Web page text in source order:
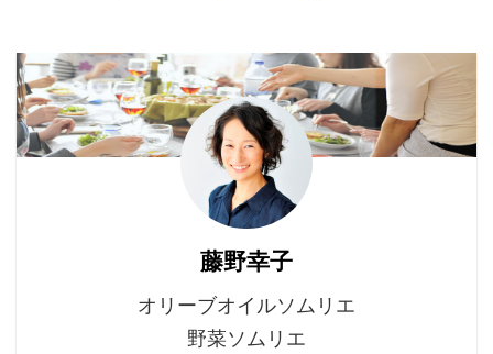
藤野幸子
オリーブオイルソムリエ
野菜ソムリエ